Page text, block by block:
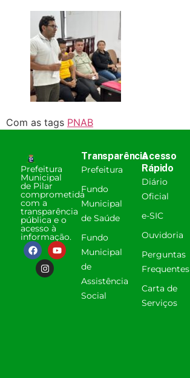
Com as tags PNAB
Prefeitura
Municipal
de Pilar
comprometida
com a
transparência
pública e o
acesso à
informação.
Transparência
Prefeitura
Fundo
Municipal
de Saúde
Fundo
Municipal
de
Assistência
Social
Acesso
Rápido
Diário
Oficial
e-SIC
Ouvidoria
Perguntas
Frequentes
Carta de
Serviços